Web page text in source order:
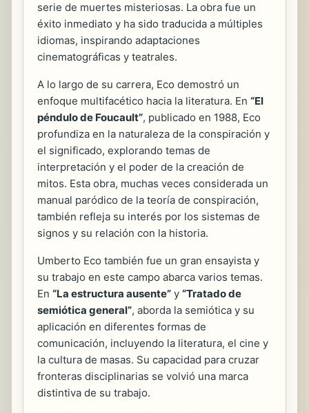
serie de muertes misteriosas. La obra fue un
éxito inmediato y ha sido traducida a múltiples
idiomas, inspirando adaptaciones
cinematográficas y teatrales.
A lo largo de su carrera, Eco demostró un
enfoque multifacético hacia la literatura. En “El
péndulo de Foucault”, publicado en 1988, Eco
profundiza en la naturaleza de la conspiración y
el significado, explorando temas de
interpretación y el poder de la creación de
mitos. Esta obra, muchas veces considerada un
manual paródico de la teoría de conspiración,
también refleja su interés por los sistemas de
signos y su relación con la historia.
Umberto Eco también fue un gran ensayista y
su trabajo en este campo abarca varios temas.
En “La estructura ausente” y “Tratado de
semiótica general”, aborda la semiótica y su
aplicación en diferentes formas de
comunicación, incluyendo la literatura, el cine y
la cultura de masas. Su capacidad para cruzar
fronteras disciplinarias se volvió una marca
distintiva de su trabajo.